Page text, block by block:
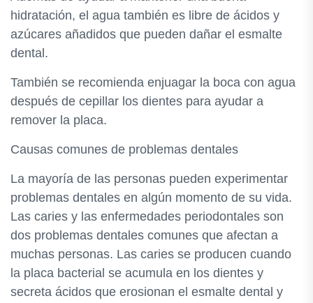
hidratación, el agua también es libre de ácidos y
azúcares añadidos que pueden dañar el esmalte
dental.
También se recomienda enjuagar la boca con agua
después de cepillar los dientes para ayudar a
remover la placa.
Causas comunes de problemas dentales
La mayoría de las personas pueden experimentar
problemas dentales en algún momento de su vida.
Las caries y las enfermedades periodontales son
dos problemas dentales comunes que afectan a
muchas personas. Las caries se producen cuando
la placa bacterial se acumula en los dientes y
secreta ácidos que erosionan el esmalte dental y